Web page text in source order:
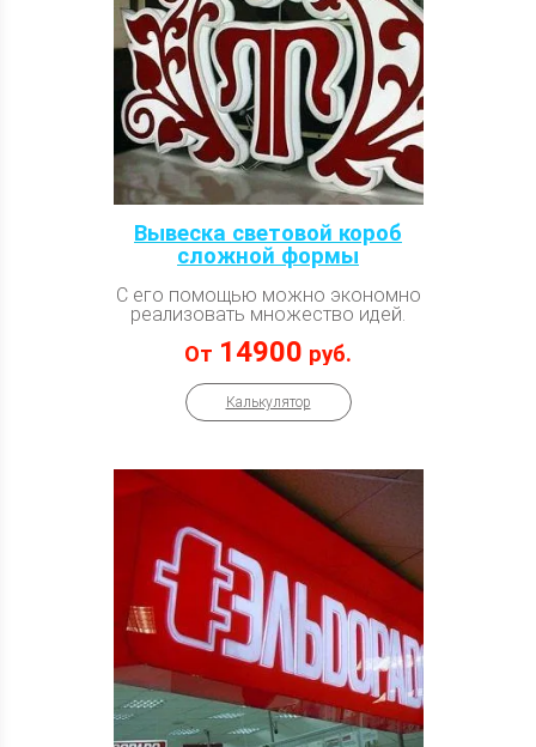
Вывеска световой короб
сложной формы
С его помощью можно экономно
реализовать множество идей.
От 14900 руб.
Калькулятор